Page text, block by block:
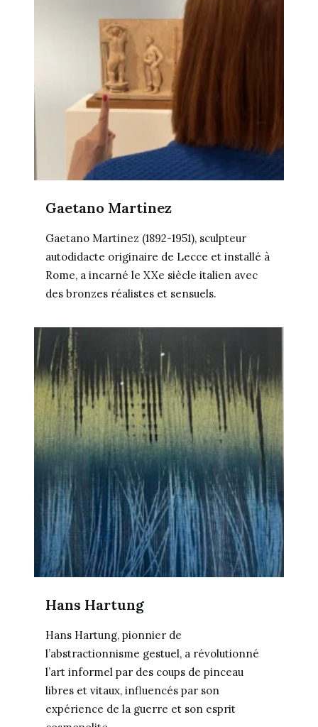
Gaetano Martinez
Gaetano Martinez (1892-1951), sculpteur
autodidacte originaire de Lecce et installé à
Rome, a incarné le XXe siècle italien avec
des bronzes réalistes et sensuels.
Hans Hartung
Hans Hartung, pionnier de
l’abstractionnisme gestuel, a révolutionné
l’art informel par des coups de pinceau
libres et vitaux, influencés par son
expérience de la guerre et son esprit